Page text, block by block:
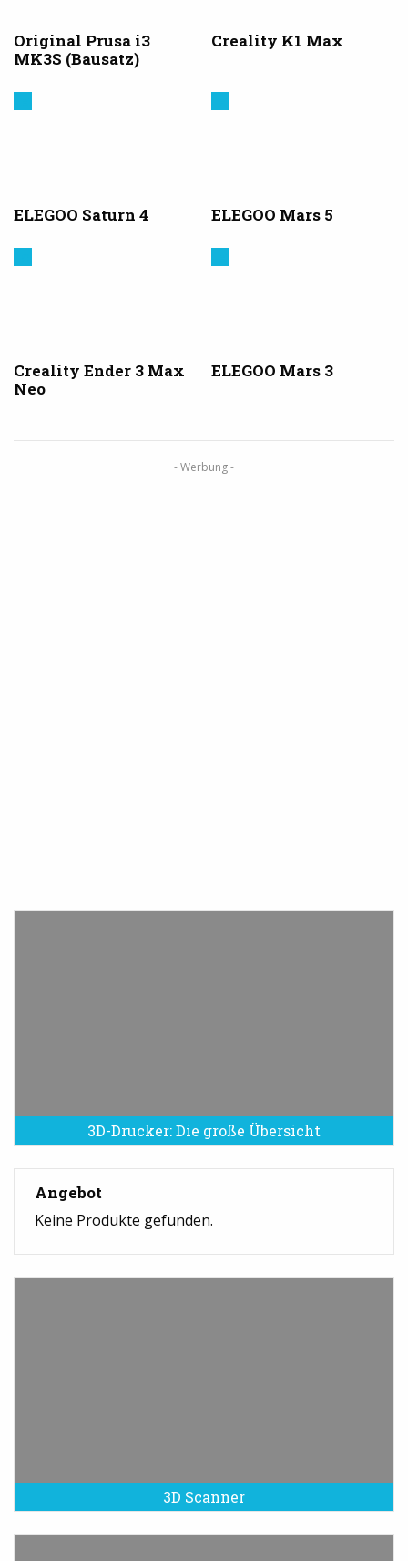
Original Prusa i3
MK3S (Bausatz)
Creality K1 Max
ELEGOO Saturn 4 ELEGOO Mars 5
Creality Ender 3 Max
Neo
ELEGOO Mars 3
3D-Drucker: Die große Übersicht
Angebot
Keine Produkte gefunden.
3D Scanner